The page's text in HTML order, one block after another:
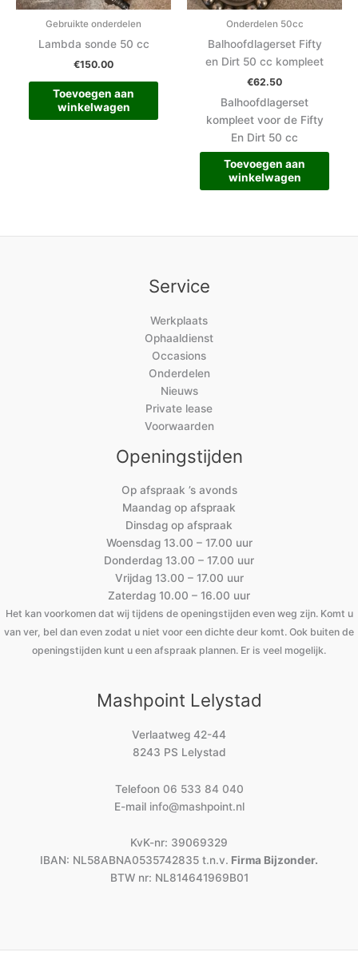
Gebruikte onderdelen
Lambda sonde 50 cc
€150.00
Toevoegen aan
winkelwagen
Onderdelen 50cc
Balhoofdlagerset Fifty
en Dirt 50 cc kompleet
€62.50
Balhoofdlagerset
kompleet voor de Fifty
En Dirt 50 cc
Toevoegen aan
winkelwagen
Service
Werkplaats
Ophaaldienst
Occasions
Onderdelen
Nieuws
Private lease
Voorwaarden
Openingstijden
Op afspraak ’s avonds
Maandag op afspraak
Dinsdag op afspraak
Woensdag 13.00 – 17.00 uur
Donderdag 13.00 – 17.00 uur
Vrijdag 13.00 – 17.00 uur
Zaterdag 10.00 – 16.00 uur
Het kan voorkomen dat wij tijdens de openingstijden even weg zijn. Komt u
van ver, bel dan even zodat u niet voor een dichte deur komt. Ook buiten de
openingstijden kunt u een afspraak plannen. Er is veel mogelijk.
Mashpoint Lelystad
Verlaatweg 42-44
8243 PS Lelystad
Telefoon 06 533 84 040
E-mail info@mashpoint.nl
KvK-nr: 39069329
IBAN: NL58ABNA0535742835 t.n.v. Firma Bijzonder.
BTW nr: NL814641969B01